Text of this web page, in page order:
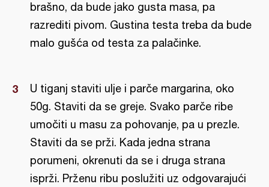
brašno, da bude jako gusta masa, pa
razrediti pivom. Gustina testa treba da bude
malo gušća od testa za palačinke.
U tiganj staviti ulje i parče margarina, oko
50g. Staviti da se greje. Svako parče ribe
umočiti u masu za pohovanje, pa u prezle.
Staviti da se prži. Kada jedna strana
porumeni, okrenuti da se i druga strana
isprži. Prženu ribu poslužiti uz odgovarajući